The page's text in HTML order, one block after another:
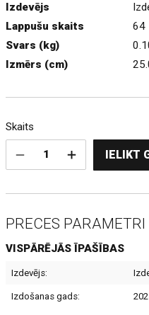
Izdevējs
Lappušu skaits
64
Svars (kg)
Izmērs (cm)
Skaits
IELIKT
PRECES PARAMETRI
VISPĀRĒJĀS ĪPAŠĪBAS
Izdevējs:
Izdošanas gads: